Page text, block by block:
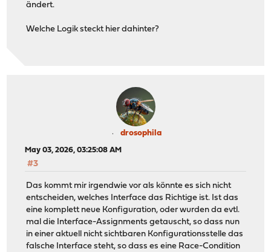
ändert.
Welche Logik steckt hier dahinter?
drosophila
May 03, 2026, 03:25:08 AM
#3
Das kommt mir irgendwie vor als könnte es sich nicht
entscheiden, welches Interface das Richtige ist. Ist das
eine komplett neue Konfiguration, oder wurden da evtl.
mal die Interface-Assignments getauscht, so dass nun
in einer aktuell nicht sichtbaren Konfigurationsstelle das
falsche Interface steht, so dass es eine Race-Condition